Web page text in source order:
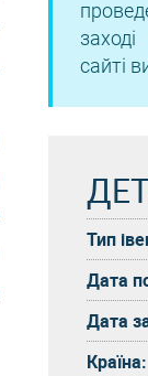
сайті
Тип
Дата
Дата
Країна: